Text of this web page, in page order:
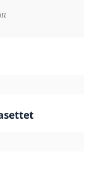
implementeringsregel eller